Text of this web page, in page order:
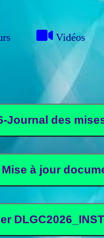
Vidéos
à jour